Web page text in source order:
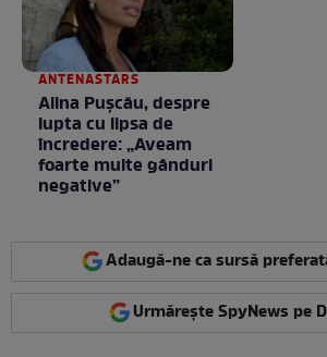
ANTENASTARS
Alina Pușcău, despre
lupta cu lipsa de
încredere: „Aveam
foarte multe gânduri
negative”
Adaugă-ne ca sursă
Urmărește SpyNews pe